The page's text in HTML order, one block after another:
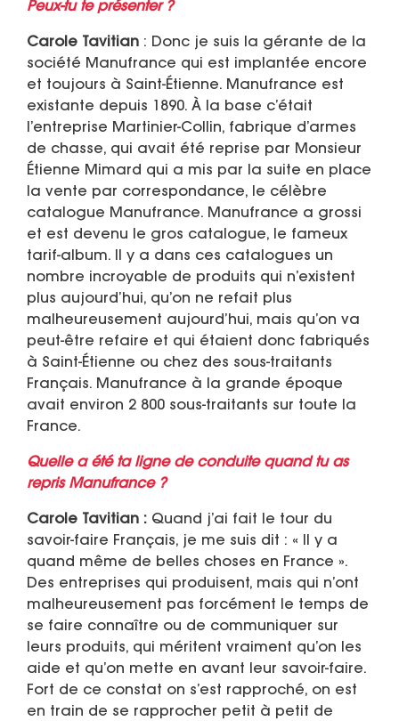
Peux-tu te présenter ?
Carole Tavitian : Donc je suis la gérante de la
société Manufrance qui est implantée encore
et toujours à Saint-Étienne. Manufrance est
existante depuis 1890. À la base c’était
l’entreprise Martinier-Collin, fabrique d’armes
de chasse, qui avait été reprise par Monsieur
Étienne Mimard qui a mis par la suite en place
la vente par correspondance, le célèbre
catalogue Manufrance. Manufrance a grossi
et est devenu le gros catalogue, le fameux
tarif-album. Il y a dans ces catalogues un
nombre incroyable de produits qui n’existent
plus aujourd’hui, qu’on ne refait plus
malheureusement aujourd’hui, mais qu’on va
peut-être refaire et qui étaient donc fabriqués
à Saint-Étienne ou chez des sous-traitants
Français. Manufrance à la grande époque
avait environ 2 800 sous-traitants sur toute la
France.
Quelle a été ta ligne de conduite quand tu as
repris Manufrance ?
Carole Tavitian : Quand j’ai fait le tour du
savoir-faire Français, je me suis dit : « Il y a
quand même de belles choses en France ».
Des entreprises qui produisent, mais qui n’ont
malheureusement pas forcément le temps de
se faire connaître ou de communiquer sur
leurs produits, qui méritent vraiment qu’on les
aide et qu’on mette en avant leur savoir-faire.
Fort de ce constat on s’est rapproché, on est
en train de se rapprocher petit à petit de